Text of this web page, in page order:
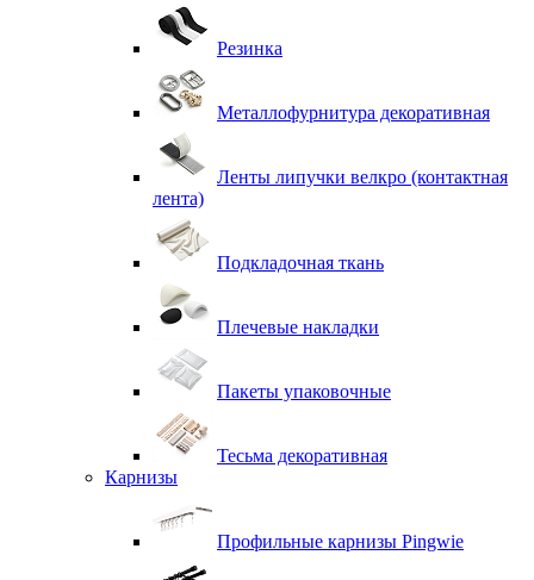
Резинка
Металлофурнитура декоративная
Ленты липучки велкро (контактная
лента)
Подкладочная ткань
Плечевые накладки
Пакеты упаковочные
Тесьма декоративная
Карнизы
Профильные карнизы Pingwie